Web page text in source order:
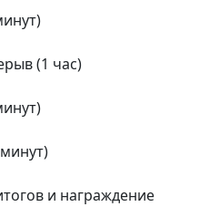
(1 час)
и награждение